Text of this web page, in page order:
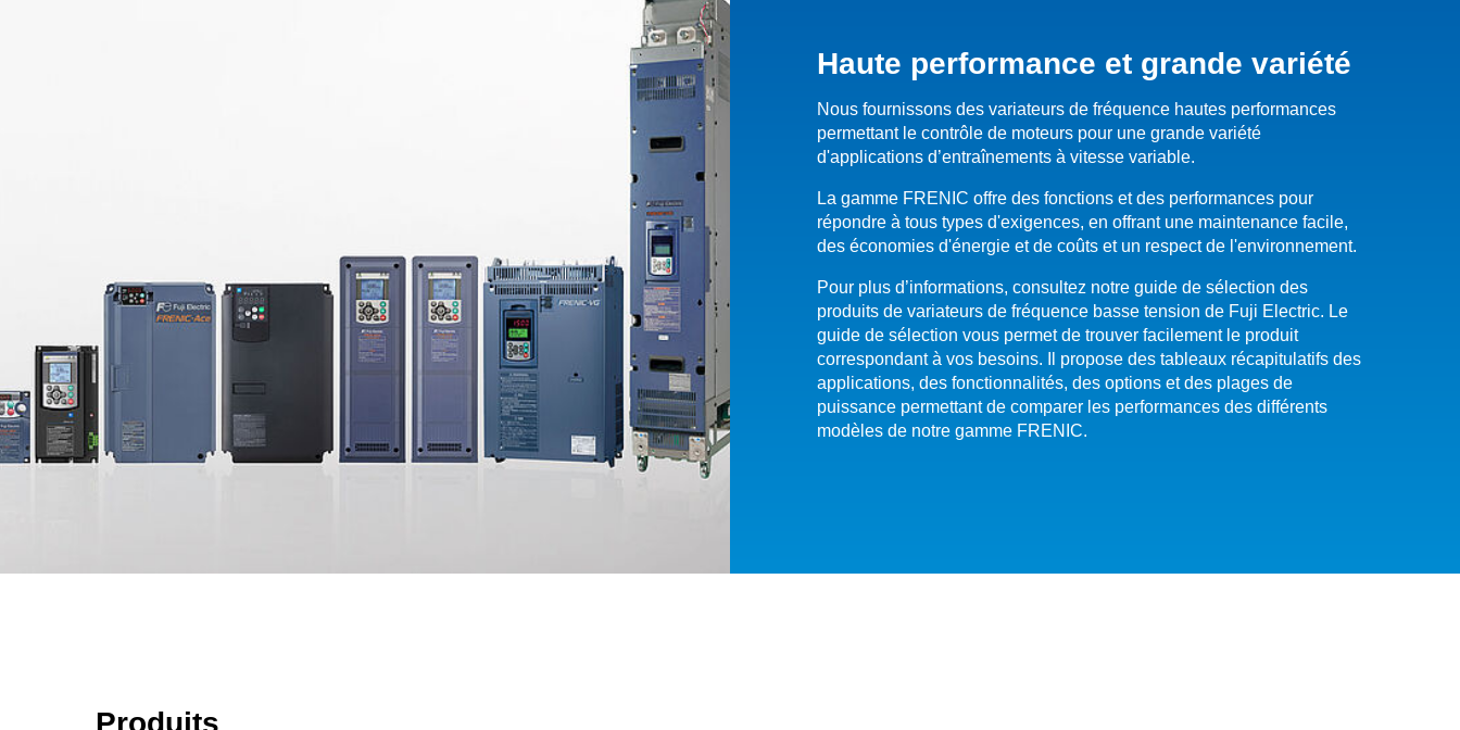
Haute performance et grande variété
Nous fournissons des variateurs de fréquence hautes performances
permettant le contrôle de moteurs pour une grande variété
d'applications d’entraînements à vitesse variable.
La gamme FRENIC offre des fonctions et des performances pour
répondre à tous types d'exigences, en offrant une maintenance facile,
des économies d'énergie et de coûts et un respect de l'environnement.
Pour plus d’informations, consultez notre guide de sélection des
produits de variateurs de fréquence basse tension de Fuji Electric. Le
guide de sélection vous permet de trouver facilement le produit
correspondant à vos besoins. Il propose des tableaux récapitulatifs des
applications, des fonctionnalités, des options et des plages de
puissance permettant de comparer les performances des différents
modèles de notre gamme FRENIC.